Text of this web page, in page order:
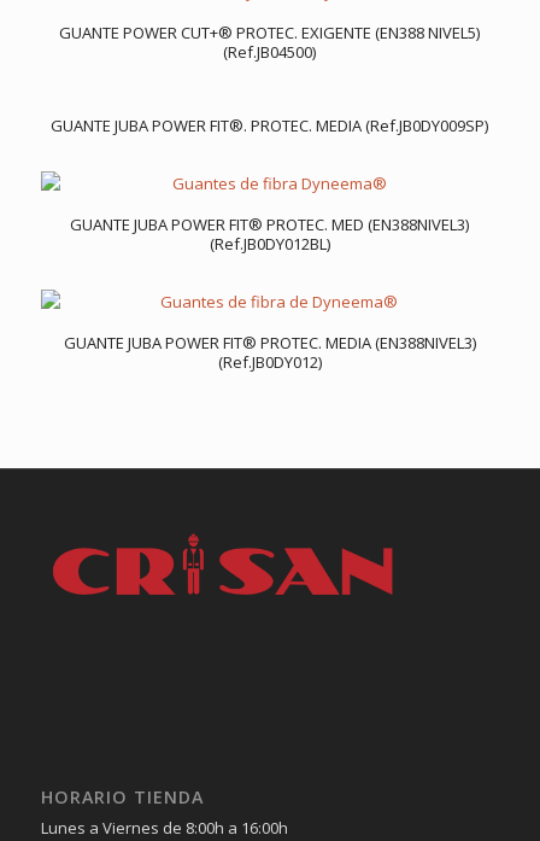
GUANTE POWER CUT+® PROTEC. EXIGENTE (EN388 NIVEL5)
(Ref.JB04500)
GUANTE JUBA POWER FIT®. PROTEC. MEDIA (Ref.JB0DY009SP)
GUANTE JUBA POWER FIT® PROTEC. MED (EN388NIVEL3)
(Ref.JB0DY012BL)
GUANTE JUBA POWER FIT® PROTEC. MEDIA (EN388NIVEL3)
(Ref.JB0DY012)
HORARIO TIENDA
Lunes a Viernes de 8:00h a 16:00h